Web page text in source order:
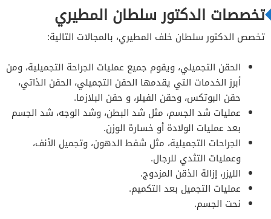
تخصصات الدكتور سلطان المطيري
تخصص الدكتور سلطان خلف المطيري، بالمجالات التالية:
الحقن التجميلي، ويقوم جميع عمليات الجراحة التجميلية، ومن
أبرز الخدمات التي يقدمها الحقن التجميلي، الحقن الذاتي،
حقن البوتكس، وحقن الفيلر، و حقن البلازما.
عمليات شد الجسم، مثل شد البطن، وشد الوجه، شد الجسم
بعد عمليات الولادة أو خسارة الوزن.
الجراحات التجميلية، مثل شفط الدهون، وتجميل الأنف،
وعمليات التثدي للرجال.
الليزر، إزالة الذقن المزدوج.
عمليات التجميل بعد التكميم.
نحت الجسم.